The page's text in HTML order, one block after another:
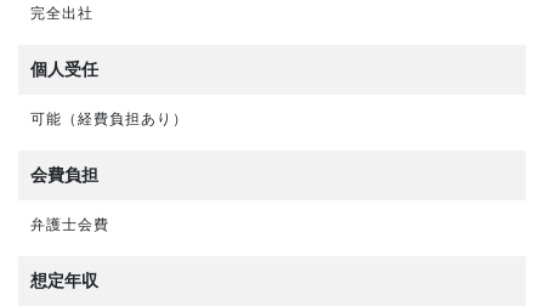
完全出社
個人受任
可能（経費負担あり）
会費負担
弁護士会費
想定年収